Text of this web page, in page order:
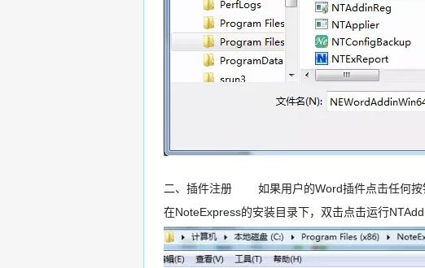
二、插件注册 如果用户的Word插件点击任何按
在NoteExpress的安装目录下，双击点击运行